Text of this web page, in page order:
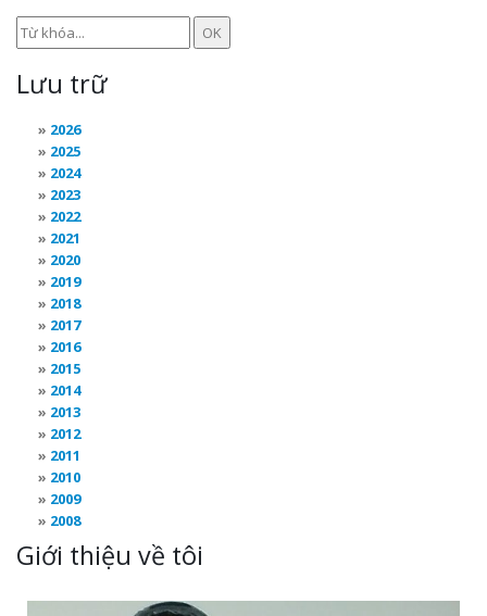
Lưu trữ
2026
2025
2024
2023
2022
2021
2020
2019
2018
2017
2016
2015
2014
2013
2012
2011
2010
2009
2008
Giới thiệu về tôi